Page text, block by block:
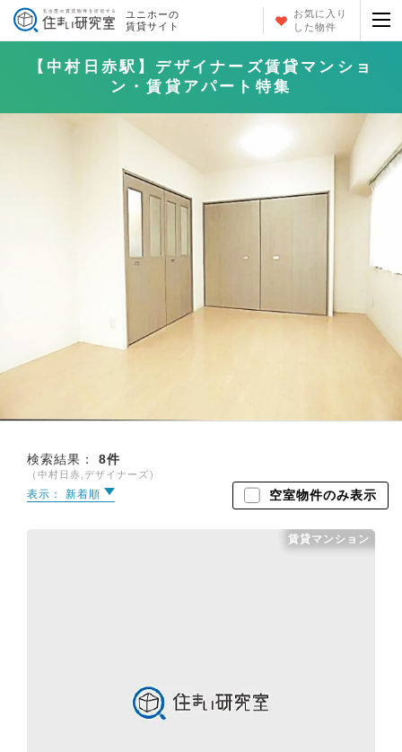
ユニホーの
賃貸サイト
お気に入り
した物件
【中村日赤駅】デザイナーズ賃貸マンショ
ン・賃貸アパート特集
検索結果： 8件
（中村日赤,デザイナーズ）
表示： 新着順 空室物件のみ表示
賃貸マンション